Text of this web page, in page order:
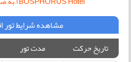
مشاهده شرایط تور
تاریخ حرکت مدت تور